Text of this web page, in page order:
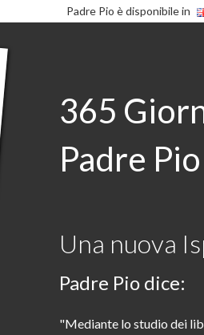
Padre Pio è disponibile in
365
Padre
Una nuova
Padre Pio dice:
"Mediante lo studio dei